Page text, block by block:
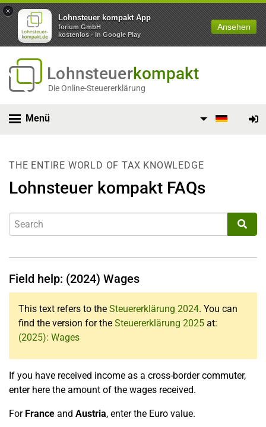
×
Lohnsteuer kompakt App
forium GmbH
kostenlos - In Google Play
Ansehen
Lohnsteuerkompakt
Die Online-Steuererklärung
Menü
THE ENTIRE WORLD OF TAX KNOWLEDGE
Lohnsteuer kompakt FAQs
Field help: (2024) Wages
This text refers to the Steuererklärung 2024. You can
find the version for the Steuererklärung 2025 at:
(2025): Wages
If you have received income as a cross-border commuter,
enter here the amount of the wages received.
For France and Austria, enter the Euro value.